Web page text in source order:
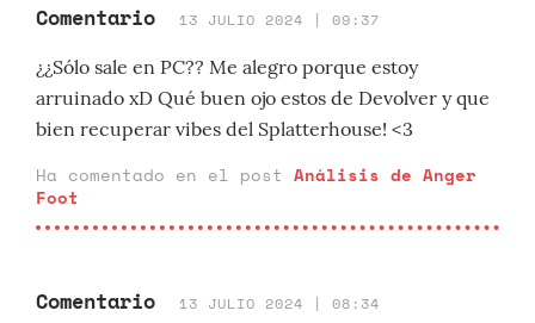
Comentario 13 JULIO 2024 | 09:37
¿¿Sólo sale en PC?? Me alegro porque estoy
arruinado xD Qué buen ojo estos de Devolver y que
bien recuperar vibes del Splatterhouse! <3
Ha comentado en el post Análisis de Anger
Foot
Comentario 13 JULIO 2024 | 08:34